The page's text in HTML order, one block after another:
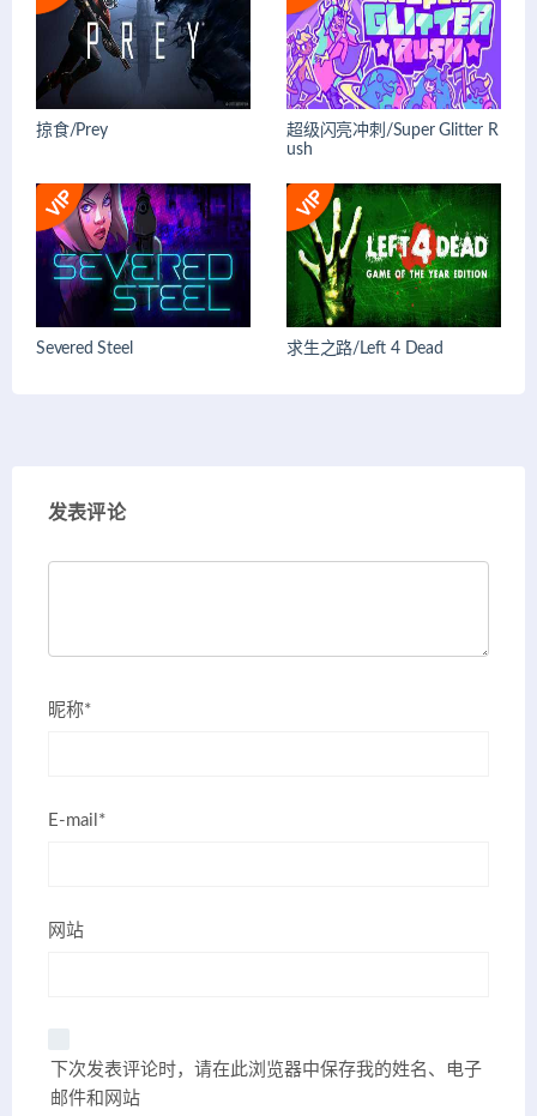
掠食/Prey
超级闪亮冲刺/Super Glitter R
ush
Severed Steel 求生之路/Left 4 Dead
发表评论
昵称*
E-mail*
网站
下次发表评论时，请在此浏览器中保存我的姓名、电子
邮件和网站